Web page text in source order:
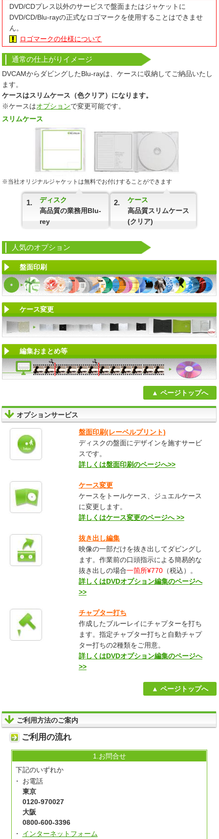
DVD/CDプレス以外のサービスで盤面またはジャケットに
DVD/CD/Blu-rayの正式なロゴマークを使用することはできませ
ん。
ロゴマークの仕様について
通常の仕上がり イメージ
DVCAMからダビングしたBlu-rayは、ケースに収納してご納品いたし
ます。
ケースはスリムケース（色クリア）になります。
※ケースはオプションで変更可能です。
スリムケース
※当社オリジナルジャケットは無料でお付けすることができます
1.
ディスク
高品質の業務用Blu-
rey
2.
ケース
高品質スリムケース
(クリア)
人気のオプション
盤面印刷
ケース変更
編集おまとめ等
ページトップへ
オプションサービス
盤面印刷(レーベルプリント)
ディスクの盤面にデザインを施すサービ
スです。
詳しくは盤面印刷のページへ>>
ケース変更
ケースをトールケース、ジュエルケース
に変更します。
詳しくはケース変更のページへ >>
抜き出し編集
映像の一部だけを抜き出してダビングし
ます。作業前の口頭指示による簡易的な
抜き出しの場合一箇所¥770（税込）。
詳しくはDVDオプション編集のページへ
>>
チャプター打ち
作成したブルーレイにチャプターを打ち
ます。指定チャプター打ちと自動チャプ
ター打ちの2種類をご用意。
詳しくはDVDオプション編集のページへ
>>
ページトップへ
ご利用方法のご案内
ご利用の流れ
1.お問合せ
下記のいずれか
お電話
東京
0120-970027
大阪
0800-600-3396
インターネットフォーム